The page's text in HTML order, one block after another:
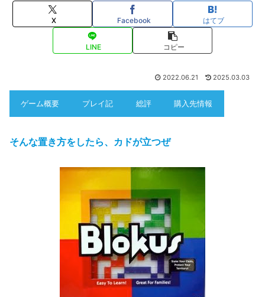
X Facebook はてブ
LINE コピー
2022.06.21 2025.03.03
ゲーム概要 プレイ記 総評 購入先情報
そんな置き方をしたら、カドが立つぜ